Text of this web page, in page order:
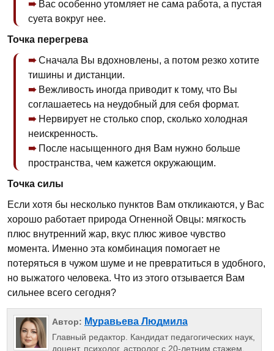
Вас особенно утомляет не сама работа, а пустая
суета вокруг нее.
Точка перегрева
Сначала Вы вдохновлены, а потом резко хотите
тишины и дистанции.
Вежливость иногда приводит к тому, что Вы
соглашаетесь на неудобный для себя формат.
Нервирует не столько спор, сколько холодная
неискренность.
После насыщенного дня Вам нужно больше
пространства, чем кажется окружающим.
Точка силы
Если хотя бы несколько пунктов Вам откликаются, у Вас
хорошо работает природа Огненной Овцы: мягкость
плюс внутренний жар, вкус плюс живое чувство
момента. Именно эта комбинация помогает не
потеряться в чужом шуме и не превратиться в удобного,
но выжатого человека. Что из этого отзывается Вам
сильнее всего сегодня?
Автор: Муравьева Людмила
Главный редактор. Кандидат педагогических наук,
доцент, психолог, астролог с 20-летним стажем,